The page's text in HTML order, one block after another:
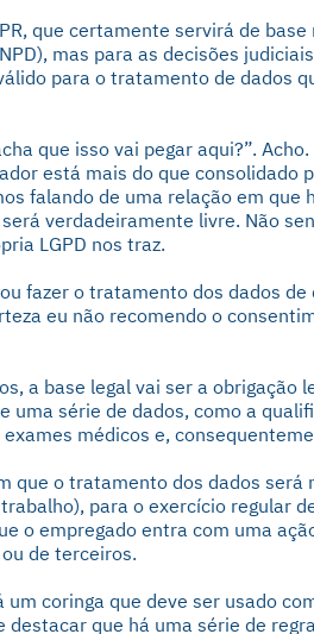
que certamente servirá de
mas para as decisões
para o tratamento de dados
que isso vai pegar aqui?”.
está mais do que consolidado
falando de uma relação em
verdadeiramente livre. Não
LGPD nos traz.
fazer o tratamento dos dados
eu não recomendo o
a base legal vai ser a obrigação
uma série de dados, como a
médicos e,
que o tratamento dos dados
para o exercício regular
o empregado entra com uma
de terceiros.
um coringa que deve ser usado
que há uma série de